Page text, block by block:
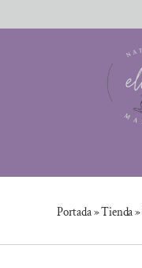
al
Portada»Tienda»